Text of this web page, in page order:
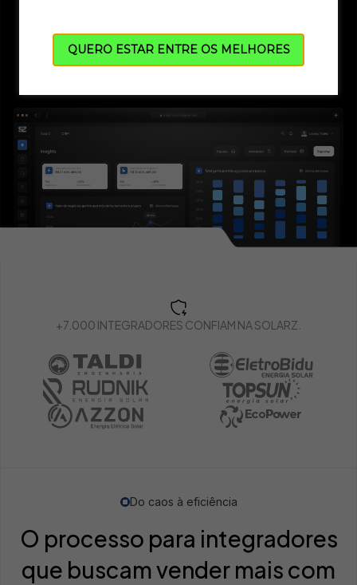
QUERO ESTAR ENTRE OS MELHORES
Teste grátis por 10 dias
+7.000 INTEGRADORES CONFIAM NA SOLARZ.
Do caos à eficiência
O processo para integradores
que buscam vender mais com